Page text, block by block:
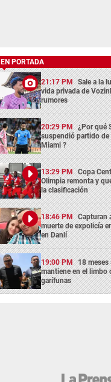
EN PORTADA
21:17 PM Sale a la
vida privada de
rumores
20:29 PM ¿Por qué
suspendió partido
Miami ?
13:29 PM Copa
Olimpia remonta y
la clasificación
18:46 PM Capturan
muerte de expolicía
en Danlí
19:00 PM 18
mantiene en el limbo
garífunas